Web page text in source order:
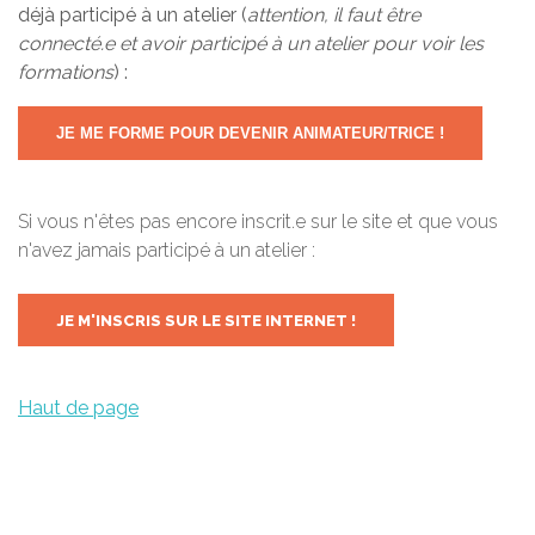
déjà participé à un atelier (attention, il faut être
connecté.e et avoir participé à un atelier pour voir les
formations) :
JE ME FORME POUR DEVENIR ANIMATEUR/TRICE !
Si vous n'êtes pas encore inscrit.e sur le site et que vous
n'avez jamais participé à un atelier :
JE M'INSCRIS SUR LE SITE INTERNET !
Haut de page